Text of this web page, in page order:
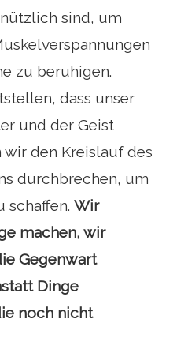
sind, um
zu beruhigen.
dass unser
und der Geist
den Kreislauf des
durchbrechen, um
schaffen. Wir
machen, wir
Gegenwart
Dinge
noch nicht